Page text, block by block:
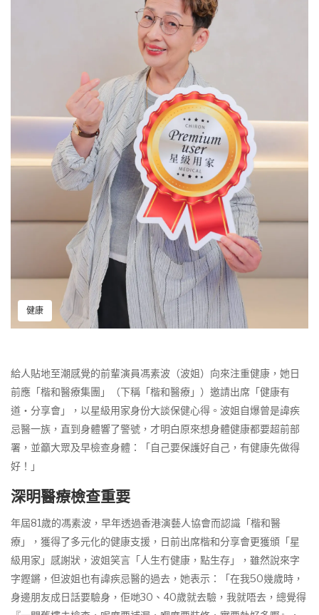
健康
給人貼地至潮感覺的前輩演員馮素波（波姐）向來注重健康，她日
前應「楷和醫療集團」（下稱「楷和醫療」）邀請出席「健康有
道‧分享會」，以星級用家身份大談保健心得。波姐自爆曾是諱疾
忌醫一族，直到身體響了警號，才明白原來想身體健康都要超前部
署，並籲大眾及早檢查身體：「自己要保護好自己，有健康先做得
好！」
深明醫療檢查重要
年屆81歲的馮素波，早年透過香港演藝人協會而認識「楷和醫
療」，獲得了多元化的健康支援，日前出席楷和分享會更獲頒「星
級用家」感謝狀，波姐笑言「人生冇健康，點生存」，雖然說來字
字鏗鏘，但波姐也有諱疾忌醫的過去，她表示：「在我50幾歲時，
身邊朋友成日話要驗身，佢哋30、40歲就去驗，我就唔去，總覺得